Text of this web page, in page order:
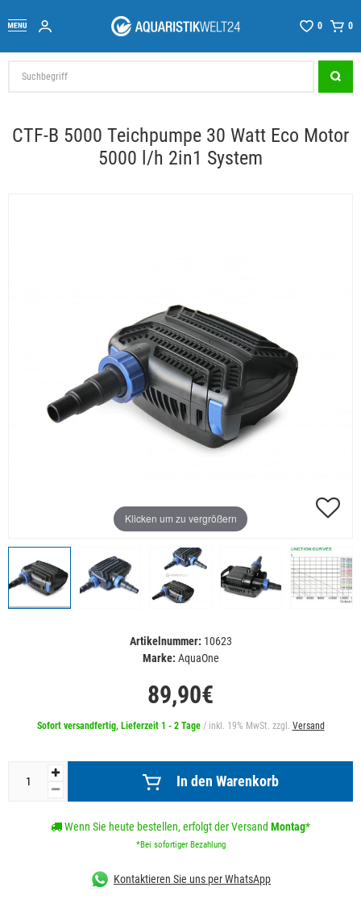
0 0
CTF-B 5000 Teichpumpe 30 Watt Eco Motor
5000 l/h 2in1 System
Klicken um zu vergrößern
Artikelnummer: 10623
Marke: AquaOne
89,90€
Sofort versandfertig, Lieferzeit 1 - 2 Tage / inkl. 19% MwSt. zzgl. Versand
In den Warenkorb
Wenn Sie heute bestellen, erfolgt der Versand Montag*
*Bei sofortiger Bezahlung
Kontaktieren Sie uns per WhatsApp